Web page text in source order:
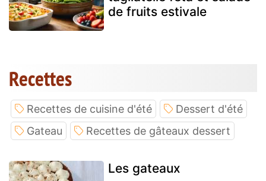
de fruits estivale
Recettes
Recettes de cuisine d'été
Dessert d'été
Gateau
Recettes de gâteaux dessert
Les gateaux